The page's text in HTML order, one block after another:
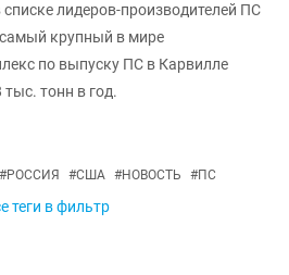
лидеров-производителей ПС
крупный в мире
по выпуску ПС в Карвилле
тонн в год.
#РОССИЯ #США #НОВОСТЬ #ПС
теги в фильтр